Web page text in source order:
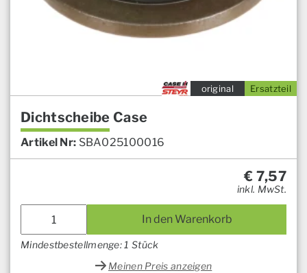
Ersatzteil
original
Dichtscheibe Case
Artikel Nr: SBA025100016
€ 7,57
inkl. MwSt.
In den Warenkorb
Mindestbestellmenge: 1 Stück
Meinen Preis anzeigen